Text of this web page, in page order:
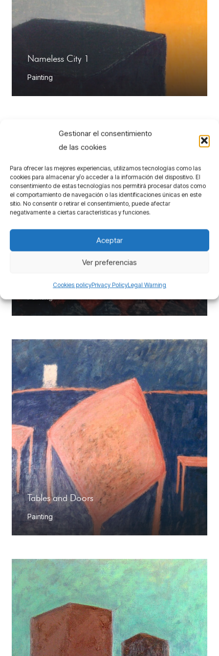
Gestionar el consentimiento
de las cookies
Para ofrecer las mejores experiencias, utilizamos tecnologías como las
cookies para almacenar y/o acceder a la información del dispositivo. El
consentimiento de estas tecnologías nos permitirá procesar datos como
el comportamiento de navegación o las identificaciones únicas en este
sitio. No consentir o retirar el consentimiento, puede afectar
negativamente a ciertas características y funciones.
Aceptar
Ver preferencias
Cookies policyPrivacy PolicyLegal Warning
Nameless City 1
Painting
Tables and Doors
Painting